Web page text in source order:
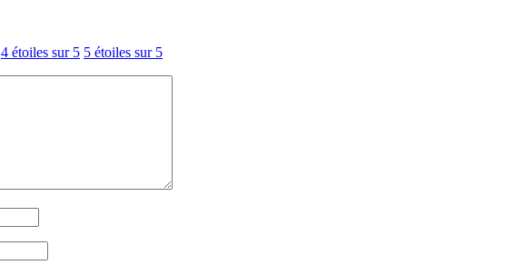
4 étoiles sur 5 5 étoiles sur 5